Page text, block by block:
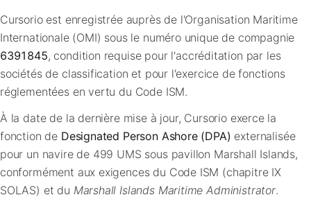
Cursorio est enregistrée auprès de l'Organisation Maritime
Internationale (OMI) sous le numéro unique de compagnie
6391845, condition requise pour l'accréditation par les
sociétés de classification et pour l'exercice de fonctions
réglementées en vertu du Code ISM.
À la date de la dernière mise à jour, Cursorio exerce la
fonction de Designated Person Ashore (DPA) externalisée
pour un navire de 499 UMS sous pavillon Marshall Islands,
conformément aux exigences du Code ISM (chapitre IX
SOLAS) et du Marshall Islands Maritime Administrator.